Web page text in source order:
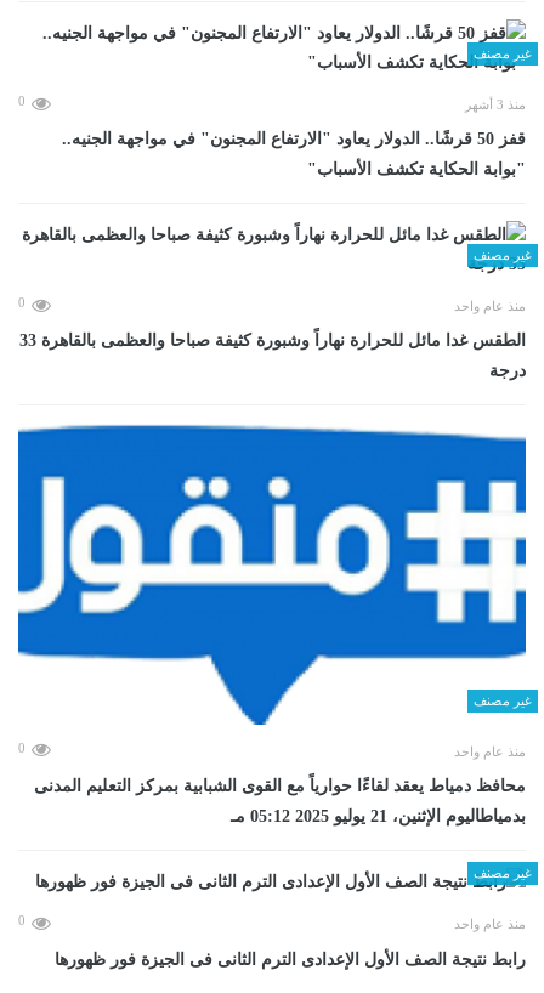
غير مصنف
منذ 3 أشهر 0
قفز 50 قرشًا.. الدولار يعاود "الارتفاع المجنون" في مواجهة الجنيه..
"بوابة الحكاية تكشف الأسباب"
غير مصنف
منذ عام واحد 0
الطقس غدا مائل للحرارة نهاراً وشبورة كثيفة صباحا والعظمى بالقاهرة 33
درجة
غير مصنف
منذ عام واحد 0
محافظ دمياط يعقد لقاءًا حوارياً مع القوى الشبابية بمركز التعليم المدنى
بدمياطاليوم الإثنين، 21 يوليو 2025 05:12 مـ
غير مصنف
منذ عام واحد 0
رابط نتيجة الصف الأول الإعدادى الترم الثانى فى الجيزة فور ظهورها